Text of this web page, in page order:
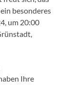
besonderes
um 20:00
Ihre